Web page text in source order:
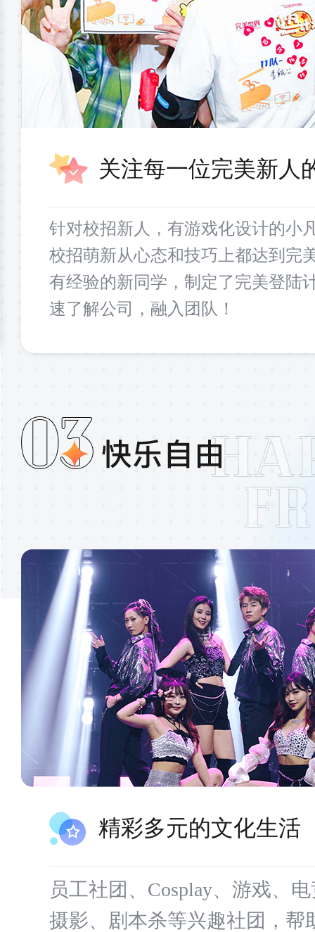
关注每一位完美新人
针对校招新人，有游戏化设计的小
校招萌新从心态和技巧上都达到完
有经验的新同学，制定了完美登陆
速了解公司，融入团队！
精彩多元的文化生活
员工社团、Cosplay、游戏、
摄影、剧本杀等兴趣社团，帮